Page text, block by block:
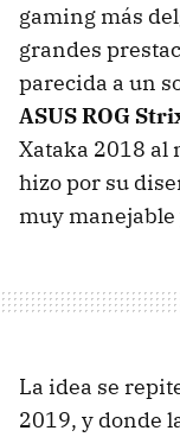
gaming más
grandes
parecida a un
ASUS ROG
Xataka 2018 al
hizo por su
muy
La idea se
2019, y donde